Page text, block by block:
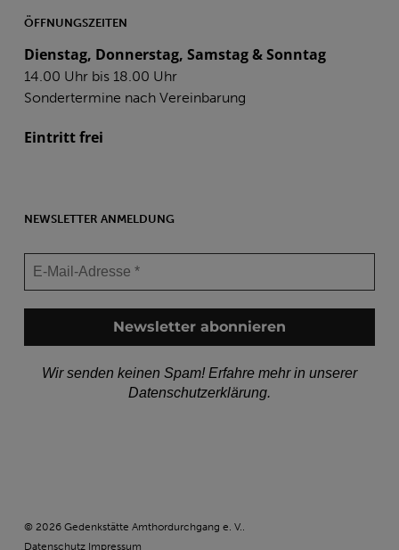
ÖFFNUNGSZEITEN
Dienstag, Donnerstag, Samstag & Sonntag
14.00 Uhr bis 18.00 Uhr
Sondertermine nach Vereinbarung
Eintritt frei
NEWSLETTER ANMELDUNG
Wir senden keinen Spam! Erfahre mehr in unserer
Datenschutzerklärung.
© 2026 Gedenkstätte Amthordurchgang e. V..
Datenschutz Impressum